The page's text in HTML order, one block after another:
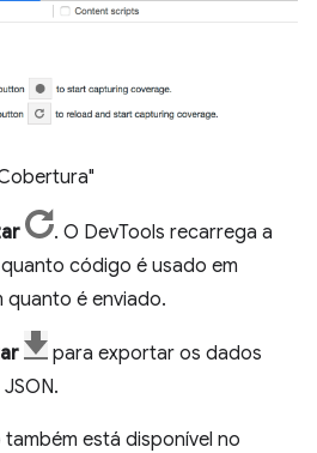
. O DevTools recarrega a
código é usado em
é enviado.
para exportar os dados
está disponível no